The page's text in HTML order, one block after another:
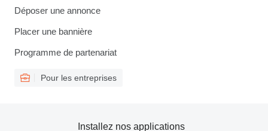
Déposer une annonce
Placer une bannière
Programme de partenariat
Pour les entreprises
Installez nos applications